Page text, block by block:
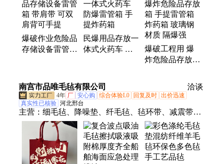
爆破作业危险品
存储设备雷管箱
民爆用品存放一
体式火药车 防
爆破工程用 爆
炸危险品存放箱
药箱 玻璃钢材
质 隔爆强
南宫市品唯毛毡有限公司 洽谈
4年 厂 安心购 综合体验L0 回复及时 出价迅速
真实性已核验 河北邢台
主营： 细毛毡、降噪垫、纤毛毡、毡环带、减震带、
密封筒、抛光盘、针刺棉、除尘袋、防寒毡、隔音
板、预氧丝、滑注油、分切机、主题板、吸音毡、毛
毡轮、防尘毡、隔热垫、羊毛套、录音棚、毛毡包、
滚筒套、印花机、针扎板